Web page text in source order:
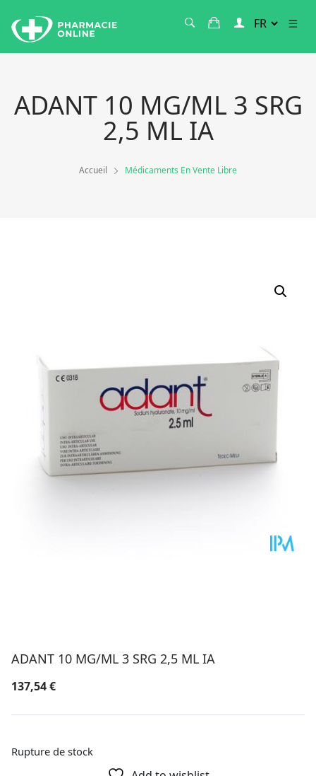
ADANT 10 MG/ML 3 SRG
2,5 ML IA
Accueil Médicaments En Vente Libre
ADANT 10 MG/ML 3 SRG 2,5 ML IA
137,54€
Rupture de stock